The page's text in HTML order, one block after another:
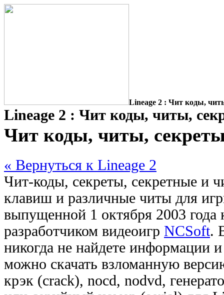
Lineage 2 : Чит коды,
Lineage 2 : Чит коды, читы,
Чит коды, читы,
« Вернуться к Lineage 2
Чит-коды, секреты, секретные и
клавиш и различные читы для
выпущенной 1 октября 2003 года
разработчиком видеоигр NCSoft.
никогда не найдете информации
можно скачать взломанную
крэк (crack), nocd, nodvd,